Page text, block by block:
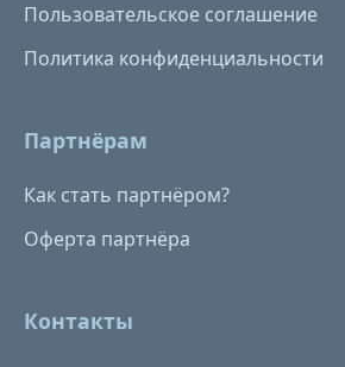
Пользовательское соглашение
Политика конфиденциальности
Партнёрам
Как стать партнёром?
Оферта партнёра
Контакты